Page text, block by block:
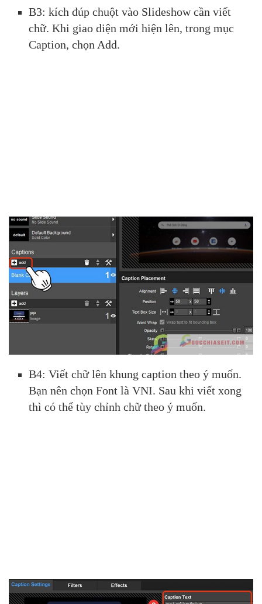
B3: kích đúp chuột vào Slideshow cần viết
chữ. Khi giao diện mới hiện lên, trong mục
Caption, chọn Add.
B4: Viết chữ lên khung caption theo ý muốn.
Bạn nên chọn Font là VNI. Sau khi viết xong
thì có thể tùy chỉnh chữ theo ý muốn.